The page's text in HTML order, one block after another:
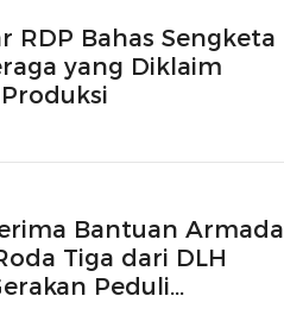
RDP Bahas Sengketa
yang Diklaim
Bantuan Armada
Tiga dari DLH
Peduli